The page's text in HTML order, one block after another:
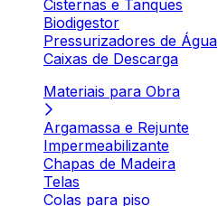
Cisternas e Tanques
Biodigestor
Pressurizadores de Água
Caixas de Descarga
Materiais para Obra
Argamassa e Rejunte
Impermeabilizante
Chapas de Madeira
Telas
Colas para piso